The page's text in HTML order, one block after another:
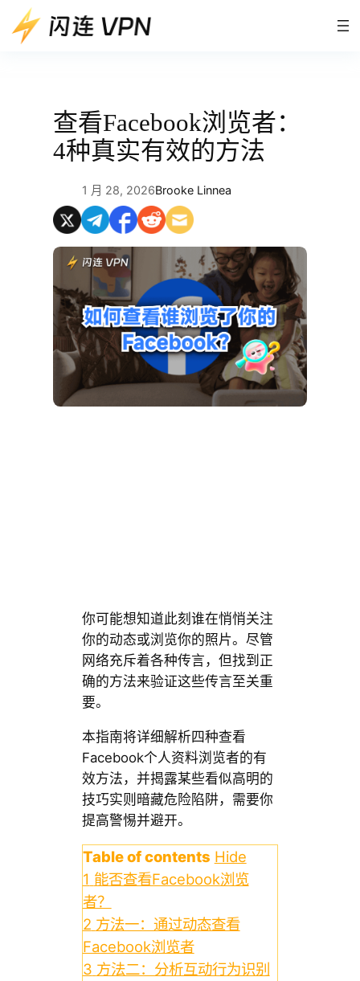
至
查看Facebook浏览者：
4种真实有效的方法
1 月 28, 2026Brooke Linnea
你可能想知道此刻谁在悄悄关注
你的动态或浏览你的照片。尽管
网络充斥着各种传言，但找到正
确的方法来验证这些传言至关重
要。
本指南将详细解析四种查看
Facebook个人资料浏览者的有
效方法，并揭露某些看似高明的
技巧实则暗藏危险陷阱，需要你
提高警惕并避开。
Table of contents Hide
1 能否查看Facebook浏览
者？
2 方法一：通过动态查看
Facebook浏览者
3 方法二：分析互动行为识别